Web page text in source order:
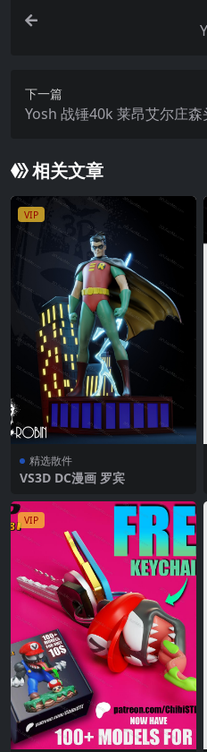
下一篇
Yosh 战锤40k 莱昂艾尔庄森
相关文章
VIP
精选散件
VS3D DC漫画 罗宾
VIP